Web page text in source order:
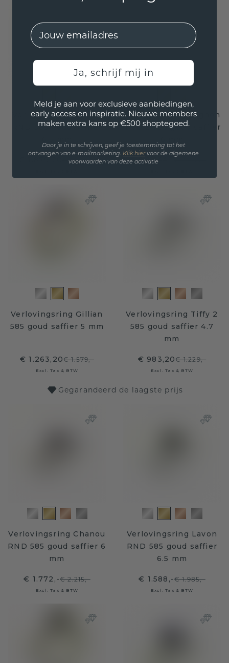
Verlovingsring Aniek
RND 585 goud saffier
€ 1.879,20 € 2.349,-
Verlovingsring Mignon
RND 2 585 goud saffier
€ 1.644,-
Verlovingsring Gillian
585 goud saffier 5 mm
€ 1.263,20€ 1.579,-
Excl. Tax & BTW
Verlovingsring Tiffy 2
585 goud saffier 4.7
mm
€ 983,20€ 1.229,-
Excl. Tax & BTW
Gegarandeerd de laagste prijs
Verlovingsring Chanou
RND 585 goud saffier 6
mm
€ 1.772,-€ 2.215,-
Excl. Tax & BTW
Verlovingsring Lavon
RND 585 goud saffier
6.5 mm
€ 1.588,-€ 1.985,-
Excl. Tax & BTW
EMail
Ja, schrijf mij in
Meld je aan voor exclusieve aanbiedingen,
early access en inspiratie. Nieuwe members
maken extra kans op €500 shoptegoed.
Door je in te schrijven, geef je toestemming tot het
ontvangen van e-mailmarketing. Klik hiervoor de algemene
voorwaarden van deze activatie